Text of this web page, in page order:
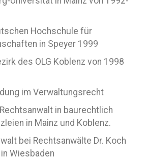
Hochschule für
in Speyer 1999
des OLG Koblenz von 1998
im Verwaltungsrecht
in baurechtlich
in Mainz und Koblenz.
bei Rechtsanwälte Dr. Koch
Wiesbaden